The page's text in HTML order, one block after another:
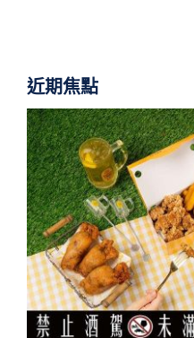
近期焦點